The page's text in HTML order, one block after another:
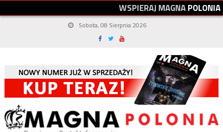
WSPIERAJMAGNAPOLONIA
Sobota, 08 Sierpnia 2026